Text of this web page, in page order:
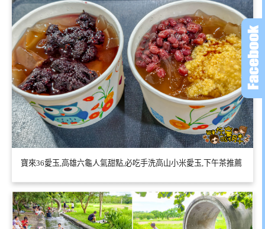
寶來36愛玉,高雄六龜人氣甜點,必吃手洗高山小米愛玉,下午茶推薦